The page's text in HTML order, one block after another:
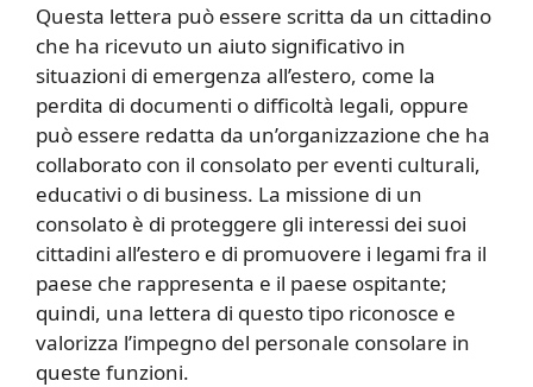
Questa lettera può essere scritta da un cittadino
che ha ricevuto un aiuto significativo in
situazioni di emergenza all’estero, come la
perdita di documenti o difficoltà legali, oppure
può essere redatta da un’organizzazione che ha
collaborato con il consolato per eventi culturali,
educativi o di business. La missione di un
consolato è di proteggere gli interessi dei suoi
cittadini all’estero e di promuovere i legami fra il
paese che rappresenta e il paese ospitante;
quindi, una lettera di questo tipo riconosce e
valorizza l’impegno del personale consolare in
queste funzioni.